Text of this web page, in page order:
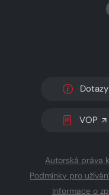
Dotazy
VOP
Autorská práva
Podmínky pro
Informace o